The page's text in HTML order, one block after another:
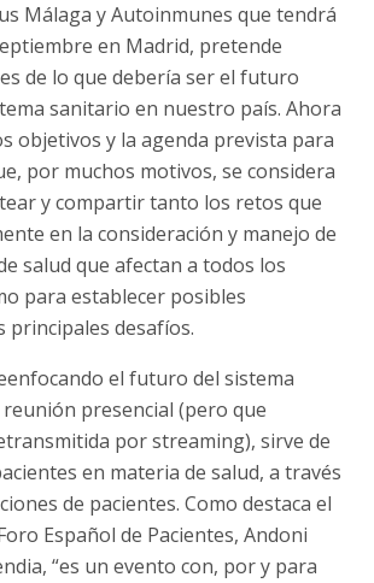
Málaga y Autoinmunes que tendrá
en Madrid, pretende
de lo que debería ser el futuro
sanitario en nuestro país. Ahora
objetivos y la agenda prevista para
por muchos motivos, se considera
y compartir tanto los retos que
en la consideración y manejo de
salud que afectan a todos los
para establecer posibles
principales desafíos.
el futuro del sistema
presencial (pero que
por streaming), sirve de
en materia de salud, a través
de pacientes. Como destaca el
Español de Pacientes, Andoni
“es un evento con, por y para